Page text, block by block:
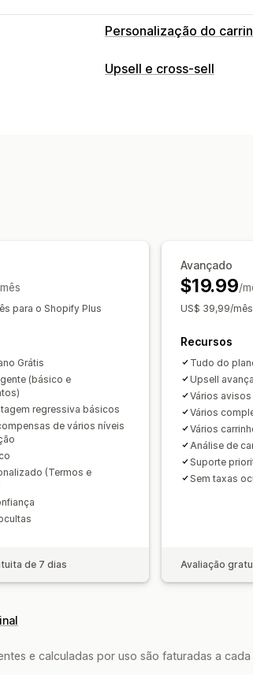
Personalização do
Exibição do carrinho
Frete grátis
Produtos
Recompensas por nível
Personalização de
Upsell com um clique
Em vários idiomas
Upsell e cross-sell
Proteção de frete
Complementos de
Produtos
Recomendações de IA
Taxas de conversão
para o Shopify Plus
Grátis
(básico e
regressiva básicos
de vários níveis
(Termos e
de 7 dias
Avançado
$19.99/
US$ 39,99/
Recursos
Tudo do
Upsell
Vários avisos
Vários
Vários
Análise de
Suporte
Sem taxas
Avaliação
e calculadas por uso são faturadas a cada